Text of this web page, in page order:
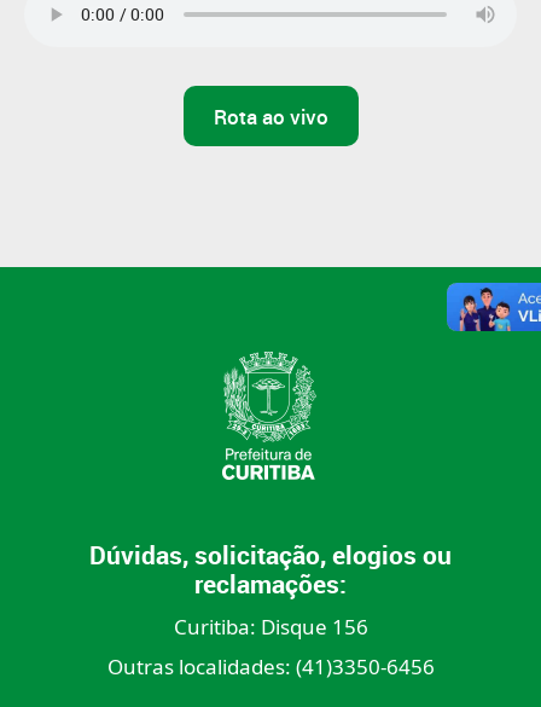
Rota ao vivo
Dúvidas, solicitação, elogios ou
reclamações:
Curitiba: Disque 156
Outras localidades: (41)3350-6456